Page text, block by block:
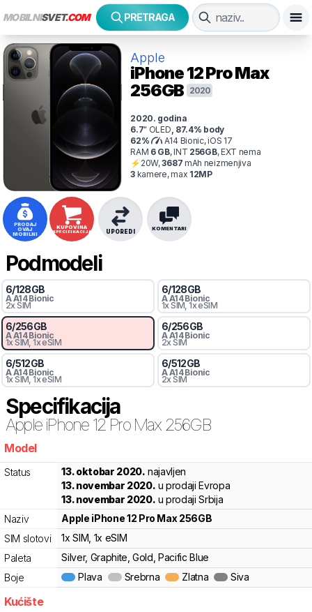
MOBILNISVET.COM PRETRAGA
Apple
iPhone 12 Pro Max
256GB 2020
2020. godina
6.7" OLED, 87.4% body
62%
A14 Bionic, iOS 17
RAM 6GB,INT 256GB,EXT nema
⚡ 20W,3687 mAh neizmenjiva
3 kamere, max 12MP
PRODAJ
OVAJ
MOBILNI
KUPOVINA
SPECIFIKACIJA KOMENTARI
UPOREDI
Podmodeli
6/128GB
AA14 Bionic
2x SIM
6/128GB
AA14 Bionic
1x SIM, 1x eSIM
6/256GB
AA14 Bionic
1x SIM, 1x eSIM
6/256GB
AA14 Bionic
2x SIM
6/512GB
AA14 Bionic
1x SIM, 1x eSIM
6/512GB
AA14 Bionic
2x SIM
Specifikacija
Apple iPhone 12 Pro Max 256GB
Model
Status 13. oktobar 2020. najavljen
13. novembar 2020. u prodaji Evropa
13. novembar 2020. u prodaji Srbija
Naziv
Apple iPhone 12 Pro Max 256GB
SIM slotovi
1x SIM , 1x eSIM
Paleta
Silver, Graphite, Gold, Pacific Blue
Boje
Plava Srebrna Zlatna Siva
Kućište